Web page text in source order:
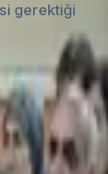
gerektiği